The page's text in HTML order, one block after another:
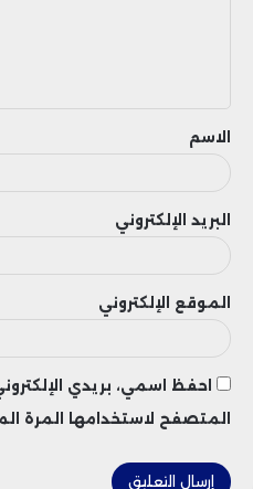
ق
الاسم
البريد الإلكتروني
الموقع الإلكتروني
احفظ اسمي، بريدي
المتصفح لاستخدامها المرة